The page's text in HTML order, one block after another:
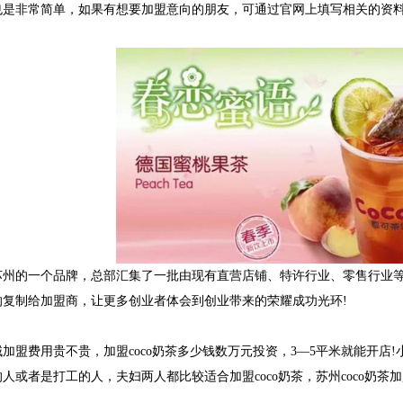
非常简单，如果有想要加盟意向的朋友，可通过官网上填写相关的资
的一个品牌，总部汇集了一批由现有直营店铺、特许行业、零售行业
制给加盟商，让更多创业者体会到创业带来的荣耀成功光环!
盟费用贵不贵，加盟coco奶茶多少钱数万元投资，3―5平米就能开店!
或者是打工的人，夫妇两人都比较适合加盟coco奶茶，苏州coco奶茶